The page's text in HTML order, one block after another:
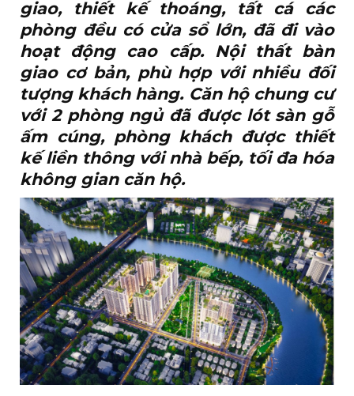
giao, thiết kế thoáng, tất cá các
phòng đều có cửa sổ lớn, đã đi vào
hoạt động cao cấp. Nội thất bàn
giao cơ bản, phù hợp với nhiều đối
tượng khách hàng. Căn hộ chung cư
với 2 phòng ngủ đã được lót sàn gỗ
ấm cúng, phòng khách được thiết
kế liền thông với nhà bếp, tối đa hóa
không gian căn hộ.